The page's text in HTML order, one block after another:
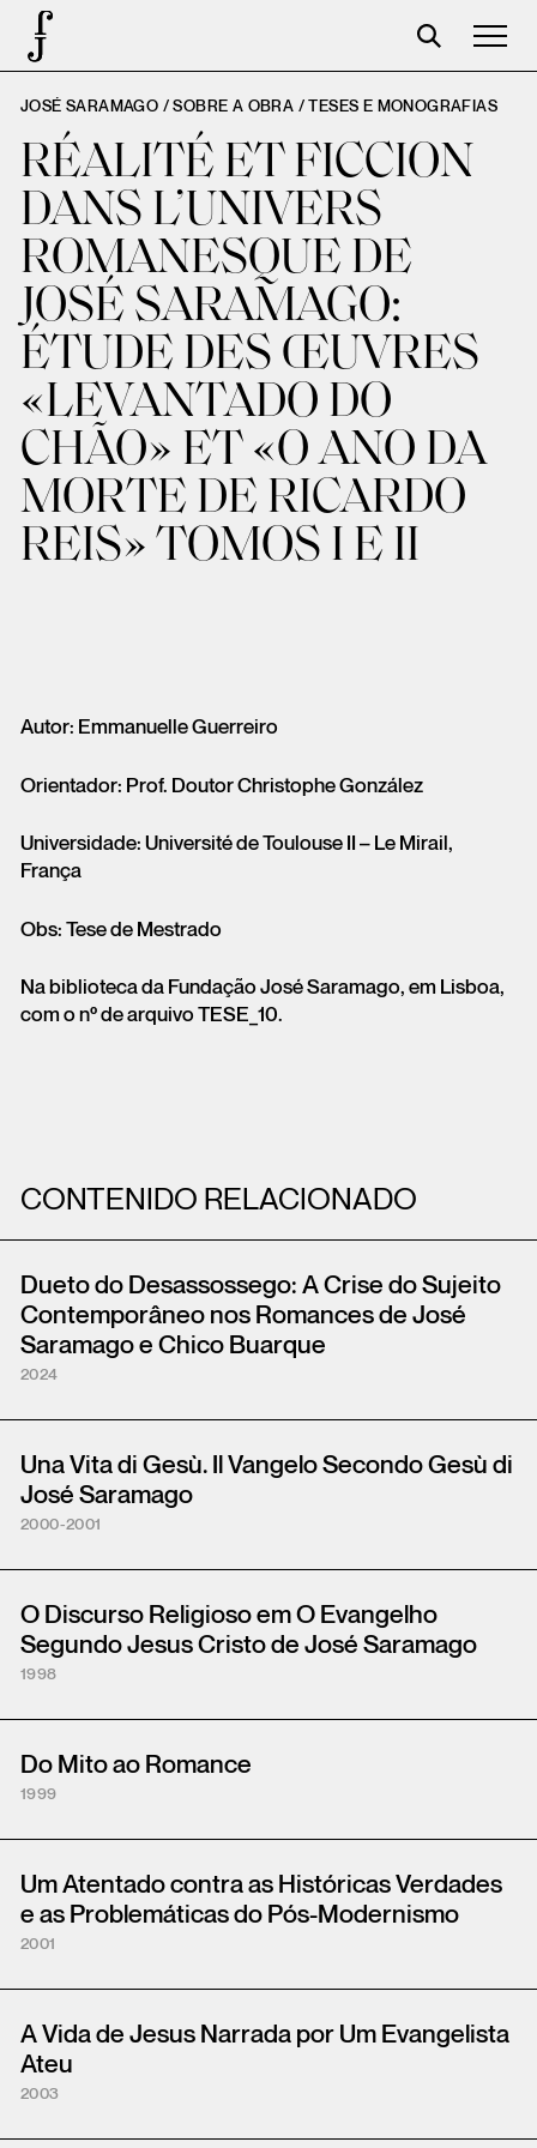
José Saramago
Programación
La Fundación
Aparceros
Centenario
Tienda
Carrito
Acceso
JOSÉ SARAMAGO / SOBRE A OBRA /TESES E MONOGRAFIAS
RÉALITÉ ET FICCION
DANS L’UNIVERS
ROMANESQUE DE
JOSÉ SARAMAGO:
ÉTUDE DES ŒUVRES
«LEVANTADO DO
CHÃO» ET «O ANO DA
MORTE DE RICARDO
REIS» TOMOS I E II
Autor: Emmanuelle Guerreiro
Orientador: Prof. Doutor Christophe González
Universidade: Université de Toulouse II – Le Mirail,
França
Obs: Tese de Mestrado
Na biblioteca da Fundação José Saramago, em Lisboa,
com o nº de arquivo TESE_10.
CONTENIDO RELACIONADO
Dueto do Desassossego: A Crise do Sujeito
Contemporâneo nos Romances de José
Saramago e Chico Buarque
2024
Una Vita di Gesù. Il Vangelo Secondo Gesù di
José Saramago
2000-2001
O Discurso Religioso em O Evangelho
Segundo Jesus Cristo de José Saramago
1998
Do Mito ao Romance
1999
Um Atentado contra as Históricas Verdades
e as Problemáticas do Pós-Modernismo
2001
A Vida de Jesus Narrada por Um Evangelista
Ateu
2003